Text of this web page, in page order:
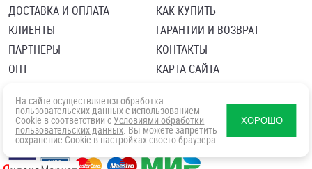
ДОСТАВКА И ОПЛАТА
КЛИЕНТЫ
ПАРТНЕРЫ
ОПТ
КАК КУПИТЬ
ГАРАНТИИ И ВОЗВРАТ
КОНТАКТЫ
КАРТА САЙТА
Политика в отношении обработки персональных данных
Согласие посетителя сайта на обработку персональных данны
На сайте осуществляется обработка
пользовательских данных с использованием
Cookie в соответствии с Условиями обработки
пользовательских данных. Вы можете запретить
сохранение Cookie в настройках своего браузера.
ХОРОШО